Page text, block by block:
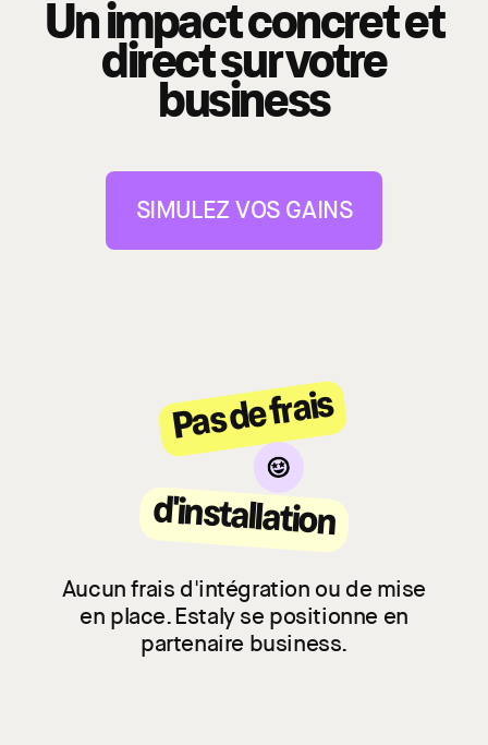
Un impact concret et
directsur votre
business
SIMULEZ VOS GAINS
Pas de frais
d'installation
Aucun frais d'intégration ou de mise
en place. Estaly se positionne en
partenaire business.